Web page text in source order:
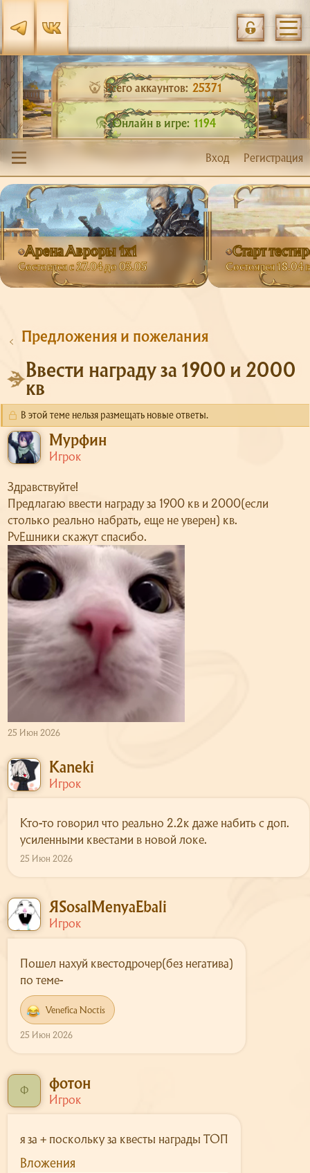
Всего аккаунтов: 25371
Онлайн в игре: 1194
Вход Регистрация
Арена Авроры 1х1
Состоится с 27.04 до 03.05
Старт
Состоялся 18.04
Предложения и пожелания
Ввести награду за 1900 и 2000
кв
В этой теме нельзя размещать новые ответы.
Мурфин
Игрок
Здравствуйте!
Предлагаю ввести награду за 1900 кв и 2000(если
столько реально набрать, еще не уверен) кв.
PvEшники скажут спасибо.
25 Июн 2026
Kaneki
Игрок
Кто-то говорил что реально 2.2к даже набить с доп.
усиленными квестами в новой локе.
25 Июн 2026
ЯSosalMenyaEbali
Игрок
Пошел нахуй квестодрочер(без негатива)
по теме-
Р
е
а
и
и
Venefica Noctis
25 Июн 2026
Ф фотон
Игрок
я за + поскольку за квесты награды ТОП
Вложения